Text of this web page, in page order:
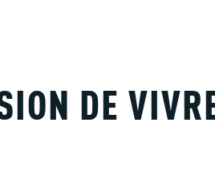
DE